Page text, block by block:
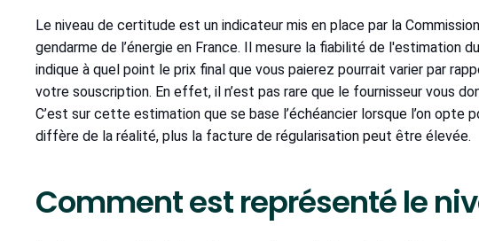
Le niveau de certitude est un indicateur mis en place par la
gendarme de l’énergie en France. Il mesure la fiabilité de l'estimation
indique à quel point le prix final que vous paierez pourrait varier par
votre souscription. En effet, il n’est pas rare que le fournisseur vous
C’est sur cette estimation que se base l’échéancier lorsque l’on opte
diffère de la réalité, plus la facture de régularisation peut être élevée.
Comment est représenté le